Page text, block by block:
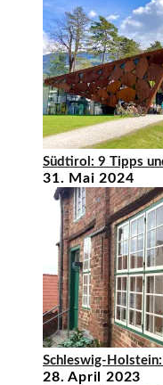
Südtirol: 9 Tipps
31. Mai 2024
Schleswig-
28. April 2023